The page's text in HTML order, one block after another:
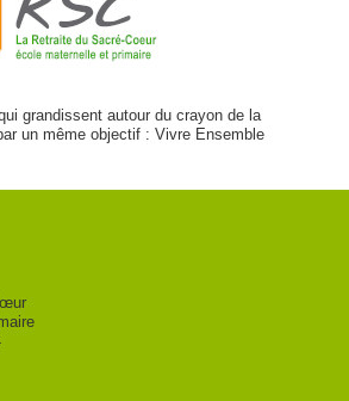
grandissent autour du crayon de la
un même objectif : Vivre Ensemble